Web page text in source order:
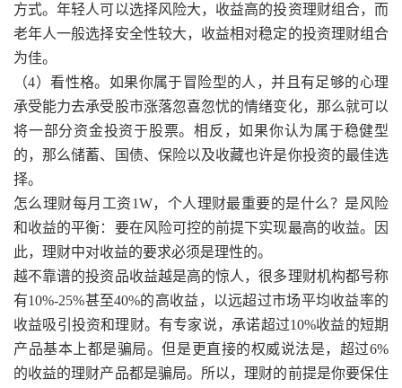
方式。年轻人可以选择风险大，收益高的投资理财组合，而
老年人一般选择安全性较大，收益相对稳定的投资理财组合
为佳。
（4）看性格。如果你属于冒险型的人，并且有足够的心理
承受能力去承受股市涨落忽喜忽忧的情绪变化，那么就可以
将一部分资金投资于股票。相反，如果你认为属于稳健型
的，那么储蓄、国债、保险以及收藏也许是你投资的最佳选
择。
怎么理财每月工资1W，个人理财最重要的是什么？是风险
和收益的平衡：要在风险可控的前提下实现最高的收益。因
此，理财中对收益的要求必须是理性的。
越不靠谱的投资品收益越是高的惊人，很多理财机构都号称
有10%-25%甚至40%的高收益，以远超过市场平均收益率的
收益吸引投资和理财。有专家说，承诺超过10%收益的短期
产品基本上都是骗局。但是更直接的权威说法是，超过6%
的收益的理财产品都是骗局。所以，理财的前提是你要保住